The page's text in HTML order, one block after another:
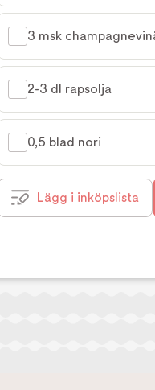
3 msk
2-3 dl rapsolja
0,5 blad nori
Lägg i inköpslista